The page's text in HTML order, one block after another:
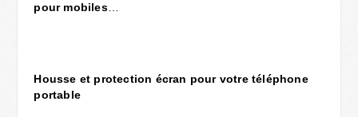
pour mobiles…
Housse et protection écran pour votre téléphone
portable